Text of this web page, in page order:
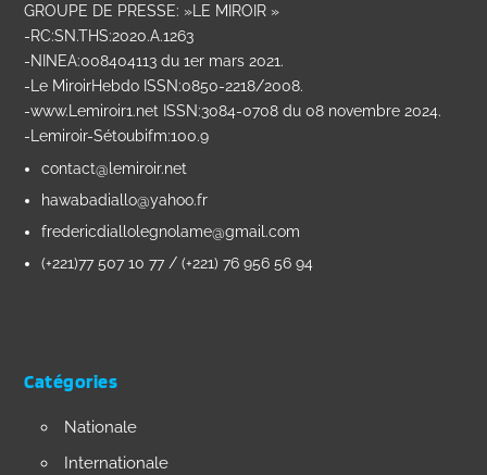
GROUPE DE PRESSE: »LE MIROIR »
-RC:SN.THS:2020.A.1263
-NINEA:008404113 du 1er mars 2021.
-Le MiroirHebdo ISSN:0850-2218/2008.
-www.Lemiroir1.net ISSN:3084-0708 du 08 novembre 2024.
-Lemiroir-Sétoubifm:100.9
contact@lemiroir.net
hawabadiallo@yahoo.fr
fredericdiallolegnolame@gmail.com
(+221)77 507 10 77 / (+221) 76 956 56 94
Catégories
Nationale
Internationale